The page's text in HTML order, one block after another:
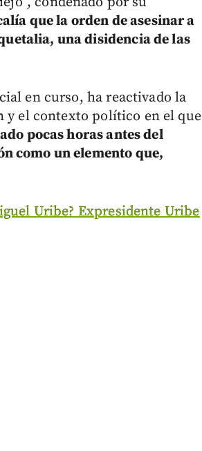
que la orden de asesinar a
una disidencia de las
en curso, ha reactivado la
y el contexto político en el que
pocas horas antes del
como un elemento que,
Uribe? Expresidente Uribe